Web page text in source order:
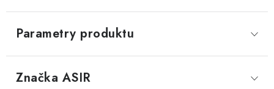
Parametry produktu
Značka ASIR